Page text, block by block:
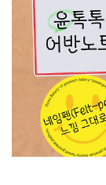
있는데요, 그중
Pixel은 전통적
오묘한 조합이
성광 이상철 목
제작한 붓글씨
질감과 숙달된
이번 픽셀 폰트